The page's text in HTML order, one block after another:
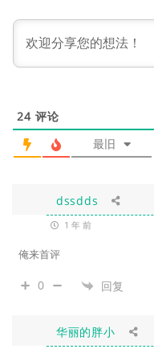
24 评论
最旧
dssdds
1 年 前
俺来首评
0 回复
华丽的胖小